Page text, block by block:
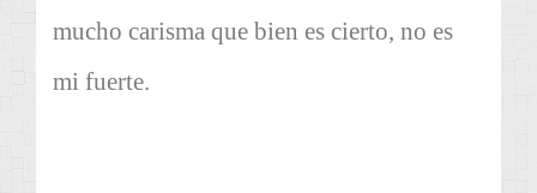
mucho carisma que bien es cierto, no es
mi fuerte.